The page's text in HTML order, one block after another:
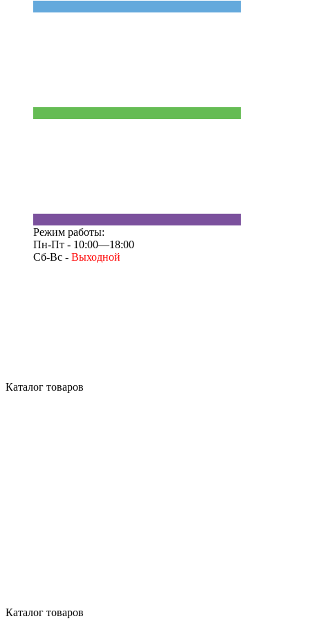
Режим работы:
Пн-Пт - 10:00—18:00
Сб-Вс - Выходной
Каталог товаров
Каталог товаров